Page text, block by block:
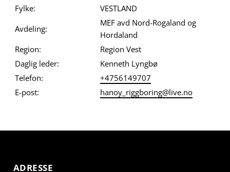
Fylke:
VESTLAND
Avdeling:
MEF avd Nord-Rogaland og
Hordaland
Region:
Region Vest
Daglig leder:
Kenneth Lyngbø
Telefon:
+4756149707
E-post:
hanoy_riggboring@live.no
ADRESSE